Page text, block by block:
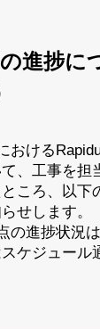
進捗に
おける
、工事を担
ころ、以下
せします。
の進捗状況
ケジュール